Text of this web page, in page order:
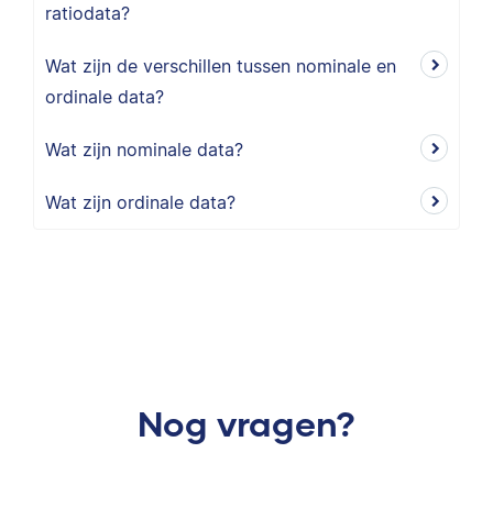
ratiodata?
Wat zijn de verschillen tussen nominale en
ordinale data?
Wat zijn nominale data?
Wat zijn ordinale data?
Nog vragen?